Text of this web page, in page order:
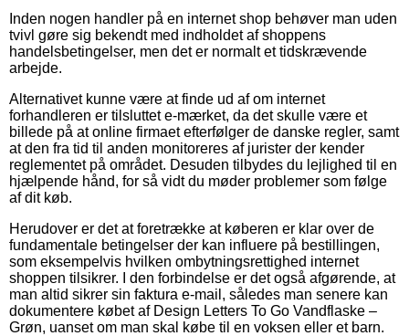
Inden nogen handler på en internet shop behøver man uden
tvivl gøre sig bekendt med indholdet af shoppens
handelsbetingelser, men det er normalt et tidskrævende
arbejde.
Alternativet kunne være at finde ud af om internet
forhandleren er tilsluttet e-mærket, da det skulle være et
billede på at online firmaet efterfølger de danske regler, samt
at den fra tid til anden monitoreres af jurister der kender
reglementet på området. Desuden tilbydes du lejlighed til en
hjælpende hånd, for så vidt du møder problemer som følge
af dit køb.
Herudover er det at foretrække at køberen er klar over de
fundamentale betingelser der kan influere på bestillingen,
som eksempelvis hvilken ombytningsrettighed internet
shoppen tilsikrer. I den forbindelse er det også afgørende, at
man altid sikrer sin faktura e-mail, således man senere kan
dokumentere købet af Design Letters To Go Vandflaske –
Grøn, uanset om man skal købe til en voksen eller et barn.